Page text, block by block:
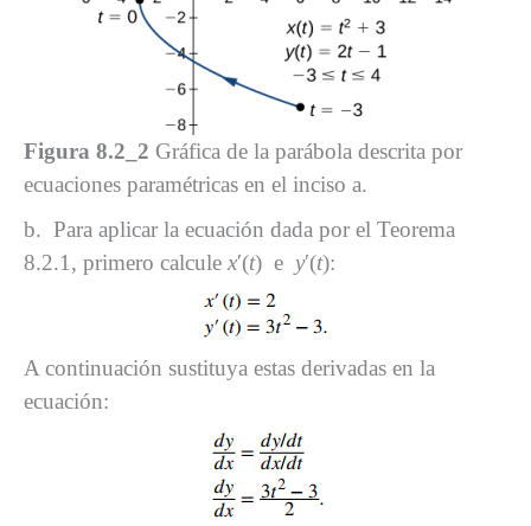
Figura 8.2_2 Gráfica de la parábola descrita por
ecuaciones paramétricas en el inciso a.
b. Para aplicar la ecuación dada por el Teorema
8.2.1, primero calcule x′(t) e y′(t):
A continuación sustituya estas derivadas en la
ecuación: